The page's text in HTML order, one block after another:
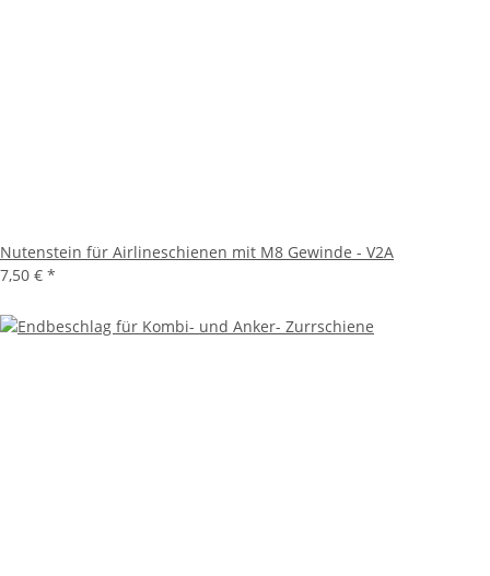
Nutenstein für Airlineschienen mit M8 Gewinde - V2A
7,50 € *